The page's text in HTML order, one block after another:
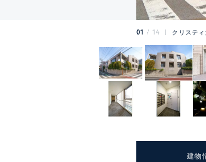
01 14 クリステ
建物